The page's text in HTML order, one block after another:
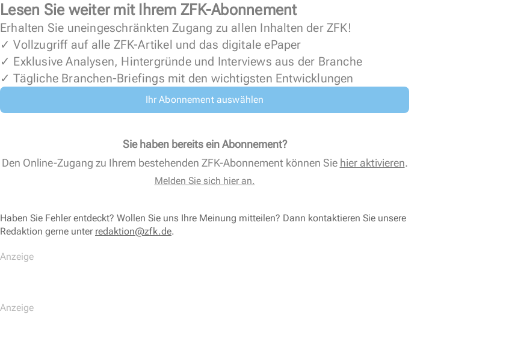
Lesen Sie weiter mit Ihrem ZFK-Abonnement
Erhalten Sie uneingeschränkten Zugang zu allen Inhalten der ZFK!
✓ Vollzugriff auf alle ZFK-Artikel und das digitale ePaper
✓ Exklusive Analysen, Hintergründe und Interviews aus der Branche
✓ Tägliche Branchen-Briefings mit den wichtigsten Entwicklungen
Ihr Abonnement auswählen
Sie haben bereits ein Abonnement?
Den Online-Zugang zu Ihrem bestehenden ZFK-Abonnement können Sie hier aktivieren.
Melden Sie sich hier an.
Haben Sie Fehler entdeckt? Wollen Sie uns Ihre Meinung mitteilen? Dann kontaktieren Sie unsere
Redaktion gerne unter redaktion@zfk.de.